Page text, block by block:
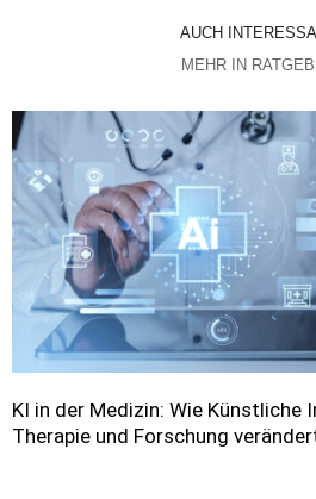
AUCH
MEHR IN
KI in der Medizin: Wie Künstliche
Therapie und Forschung